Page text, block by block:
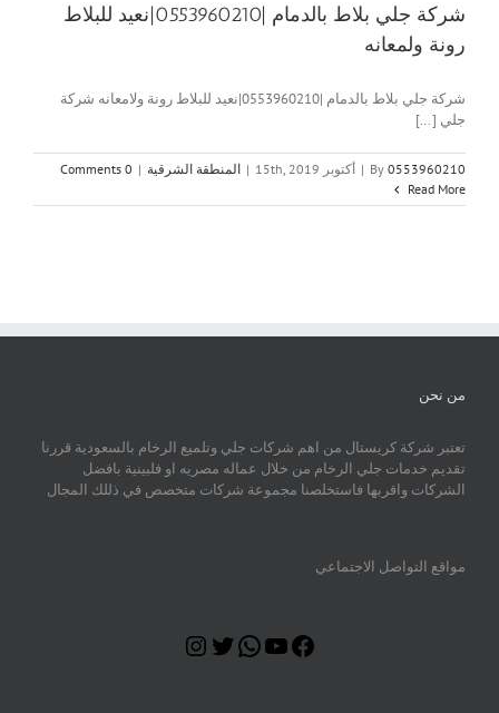
شركة جلي بلاط بالدمام |0553960210|نعيد للبلاط
رونة ولمعانه
شركة جلي بلاط بالدمام |0553960210|نعيد للبلاط رونة ولامعانه شركة
جلي [...]
By 0553960210
| أكتوبر 15th, 2019 | المنطقة الشرقية |
0 Comments
Read More
من نحن
تعتبر شركة كريستال من اهم شركات جلي وتلميع الرخام بالسعودية قررنا
تقديم خدمات جلي الرخام من خلال عماله مصريه او فلبينية بافضل
الشركات واقربها فاستخلصنا مجموعة شركات متخصص في ذللك المجال
مواقع التواصل الاجتماعي
Facebook
YouTube
WhatsApp
Twitter